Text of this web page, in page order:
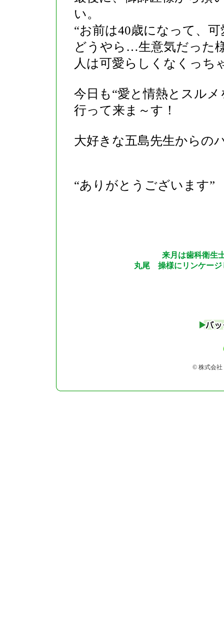
い。
“お前は40歳になって、
どうやら…生意気だった
人は可愛らしくなくっち
今日も“愛と情熱とスルメ
行って来ま～す！
大好きな五島先生からの
“ありがとうございます”
来月は歯科衛生
丸尾 操様にリンケージ
© 株式会